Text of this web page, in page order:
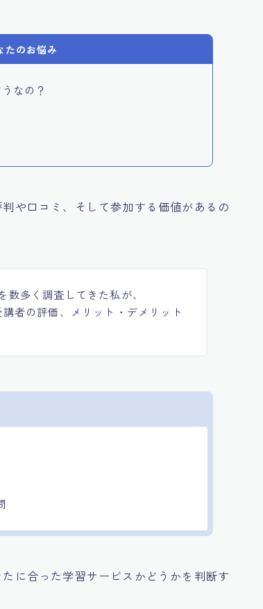
たのお悩み
なの？
や口コミ、そして参加する価値があるの
数多く調査してきた私が、
者の評価、メリット・デメリット
に合った学習サービスかどうかを判断す